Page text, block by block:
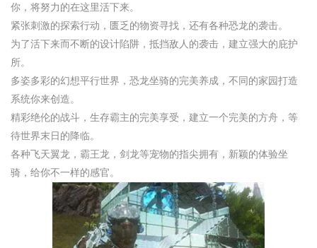
你，将努力的在这里活下来。
紧张刺激的探索行动，匮乏的物资寻找，还有各种恐龙的袭击。
为了活下来而不断的设计陷阱，抵挡敌人的袭击，建立强大的庇护
所。
多姿多彩的幻想平行世界，恐龙坐骑的完美养成，不同的家园打造
系统你来创造。
精彩绝伦的战斗，生存霸主的完美享受，建立一个完美的方舟，等
待世界末日的降临。
各种飞天翼龙，霸王龙，剑龙等宠物的指尖拥有，新颖的体验坐
骑，给你不一样的感官。